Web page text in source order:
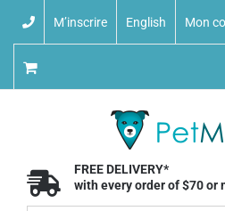
content
M’inscrire English Mon
FREE DELIVERY*
with every order of $70 or